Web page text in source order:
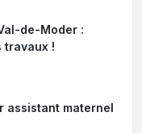
de-Moder :
travaux !
assistant maternel